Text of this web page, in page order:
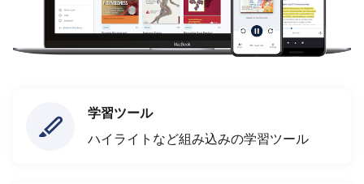
学習ツール
ハイライトなど組み込みの学習ツール